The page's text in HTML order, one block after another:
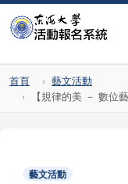
首頁
藝文活動
【規律的美 － 數位
藝文活動